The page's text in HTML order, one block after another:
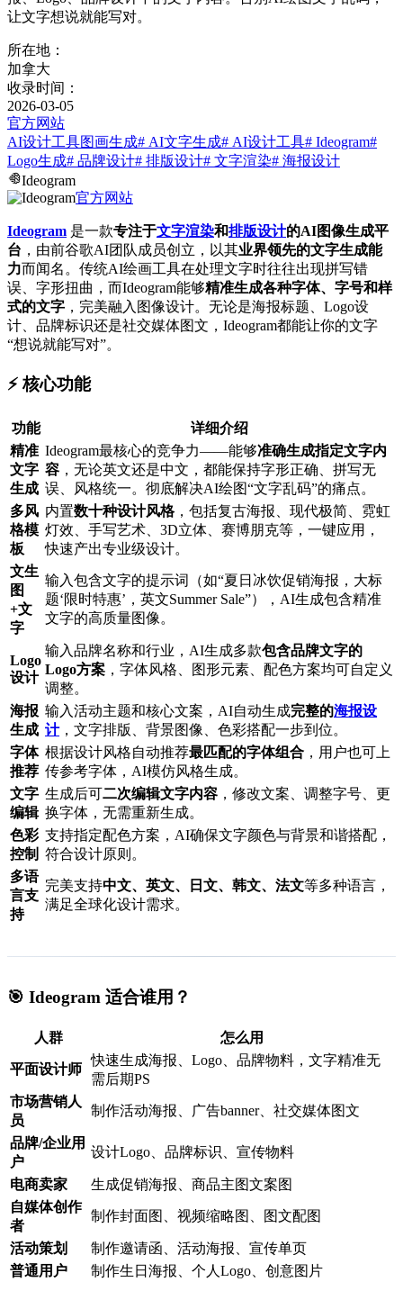
让文字想说就能写对。
所在地：
加拿大
收录时间：
2026-03-05
官方网站
AI设计工具图画生成# AI文字生成# AI设计工具# Ideogram#
Logo生成# 品牌设计# 排版设计# 文字渲染# 海报设计
Ideogram
官方网站
Ideogram 是一款专注于文字渲染和排版设计的AI图像生成平
台 ，由前谷歌AI团队成员创立，以其业界领先的文字生成能
力而闻名。传统AI绘画工具在处理文字时往往出现拼写错
误、字形扭曲，而Ideogram能够精准生成各种字体、字号和样
式的文字 ，完美融入图像设计。无论是海报标题、Logo设
计、品牌标识还是社交媒体图文，Ideogram都能让你的文字
“想说就能写对”。
⚡️ 核心功能
功能
详细介绍
精准
文字
生成
Ideogram最核心的竞争力——能够准确生成指定文字内
容 ，无论英文还是中文，都能保持字形正确、拼写无
误、风格统一。彻底解决AI绘图“文字乱码”的痛点。
多风
格模
板
内置数十种设计风格，包括复古海报、现代极简、霓虹
灯效、手写艺术、3D立体、赛博朋克等，一键应用，
快速产出专业级设计。
文生
图
+文
字
输入包含文字的提示词（如“夏日冰饮促销海报，大标
题‘限时特惠’，英文Summer Sale”），AI生成包含精准
文字的高质量图像。
Logo
设计
输入品牌名称和行业，AI生成多款包含品牌文字的
Logo方案 ，字体风格、图形元素、配色方案均可自定义
调整。
海报
生成
输入活动主题和核心文案，AI自动生成完整的海报设
计，文字排版、背景图像、色彩搭配一步到位。
字体
推荐
根据设计风格自动推荐最匹配的字体组合 ，用户也可上
传参考字体，AI模仿风格生成。
文字
编辑
生成后可二次编辑文字内容 ，修改文案、调整字号、更
换字体，无需重新生成。
色彩
控制
支持指定配色方案，AI确保文字颜色与背景和谐搭配，
符合设计原则。
多语
言支
持
完美支持中文、英文、日文、韩文、法文等多种语言，
满足全球化设计需求。
🎯 Ideogram 适合谁用？
人群 怎么用
平面设计师
快速生成海报、Logo、品牌物料，文字精准无
需后期PS
市场营销人
员
制作活动海报、广告banner、社交媒体图文
品牌/企业用
户
设计Logo、品牌标识、宣传物料
电商卖家
生成促销海报、商品主图文案图
自媒体创作
者
制作封面图、视频缩略图、图文配图
活动策划
制作邀请函、活动海报、宣传单页
普通用户
制作生日海报、个人Logo、创意图片